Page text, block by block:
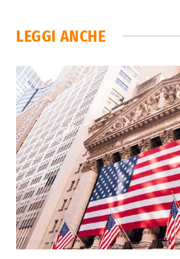
LEGGI ANCHE